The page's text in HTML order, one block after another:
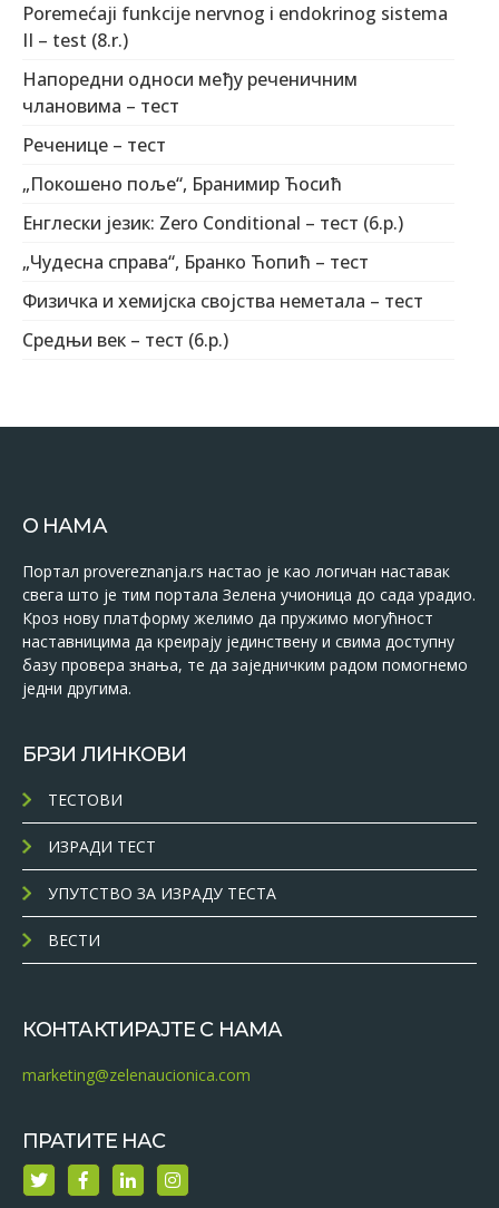
Poremećaji funkcije nervnog i endokrinog sistema
II – test (8.r.)
Напоредни односи међу реченичним
члановима – тест
Реченице – тест
„Покошено поље“, Бранимир Ћосић
Енглески језик: Zero Conditional – тест (6.р.)
„Чудесна справа“, Бранко Ћопић – тест
Физичка и хемијска својства неметала – тест
Средњи век – тест (6.р.)
О НАМА
Портал provereznanja.rs настао је као логичан наставак
свега што је тим портала Зелена учионица до сада урадио.
Кроз нову платформу желимо да пружимо могућност
наставницима да креирају јединствену и свима доступну
базу провера знања, те да заједничким радом помогнемо
једни другима.
БРЗИ ЛИНКОВИ
ТЕСТОВИ
ИЗРАДИ ТЕСТ
УПУТСТВО ЗА ИЗРАДУ ТЕСТА
ВЕСТИ
КОНТАКТИРАЈТЕ С НАМА
marketing@zelenaucionica.com
ПРАТИТЕ НАС